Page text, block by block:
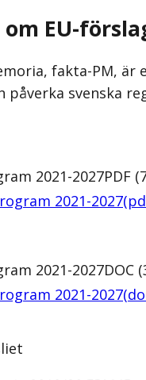
EU-
fakta-PM,
påverka svenska
2021-2027PDF (
2021-2027(
2021-2027DOC (
2021-2027(